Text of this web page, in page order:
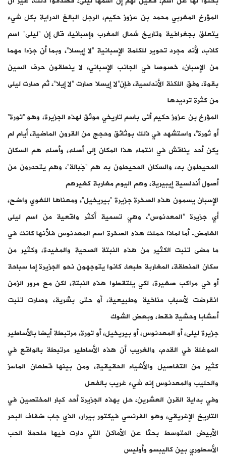
المؤرخ المغربي محمد بن عزوز حكيم، الرجل البالغ الدراية بكل شيء
يتعلق بجغرافية وتاريخ شمال المغرب وإسبانيا، قال إن ”ليلى” اسم
كاذب، لأنه مجرد تحوير للكلمة الإسبانية ”لا إيسلا”، وبما أن جزءا مهما
من الإسبان، خصوصا في الجانب الإسباني، لا ينطقون حرف السين
بقوة، وفق اللكنة الأندلسية، فإن”لا إيسلا صارت ”لا إيلا”، ثم صارت ليلى
من كثرة ترديدها
المؤرخ بن عزوز حكيم أتى باسم تاريخي موثق لهذه الجزيرة، وهو ”تورة”
أو ثورة”، واستشهد في ذلك بوثائق وحجج من القرون الماضية، أيام لم
يكن أحد يناقش في انتماء هذا المكان إلى أصله، وأصله هم السكان
المحيطون به، والسكان المحيطون به هم ”جْبالة”، وهم يتحدرون من
أصول أندلسية إيبيرية، وهم اليوم مغاربة كغيرهم
الإسبان يسمون هذه الصخرة جزيرة ”بيريخيل”، ومعناها اللغوي واضح،
أي جزيرة ”المعدنوس”، وهي تسمية أكثر واقعية من اسم ليلى
الغامض. أما لماذا حملت هذه الصخرة اسم المعدنوس فلأنها كانت في
ما مضى تنبت الكثير من هذه النبتة الصحية والمفيدة، وكثير من
سكان المنطقة، المغاربة طبعا، كانوا يتوجهون نحو الجزيرة إما سباحة
أو في مراكب صغيرة، لكي يلتقطوا هذه النبتة، لكن مع مرور الزمن
انقرضت لأسباب مناخية وطبيعية، أو حتى بشرية، وصارت تنبت
أعشابا وحشية فقط، وبعض الشوك
جزيرة ليلى، أو المعدنوس، أو بيريخيل، أو تورة، مرتبطة أيضا بالأساطير
الموغلة في القدم، والغريب أن هذه الأساطير مرتبطة بالواقع في
كثير من التفاصيل والأشياء الحقيقية، ومن بينها قطعان الماعز
والحليب والمعدنوس إنه شيء غريب بالفعل
وفي بداية القرن العشرين، حل بهذه الجزيرة أحد كبار المختصين في
التاريخ الإغريقي، وهو الفرنسي فيكتور بيرار، الذي جاب ضفاف البحر
الأبيض المتوسط بحثا عن الأماكن التي دارت فيها ملحمة الحب
الأسطوري بين كاليبسو وأوليس